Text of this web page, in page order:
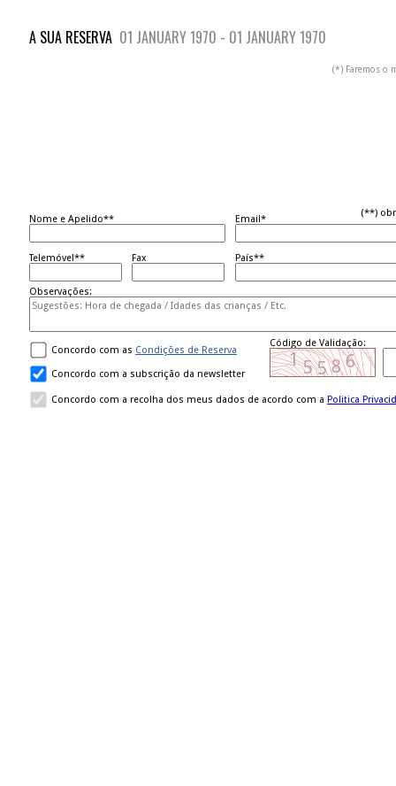
A SUA RESERVA 01 JANUARY 1970 - 01 JANUARY 1970
(*) Faremos o
(**)
Nome e Apelido** Email*
Telemóvel** Fax País**
Observações:
Concordo com as Condições de Reserva
Código de Validação:
Concordo com a subscrição da newsletter
Concordo com a recolha dos meus dados de acordo com a Politica